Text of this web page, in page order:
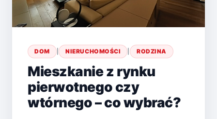
DOM | NIERUCHOMOŚCI | RODZINA
Mieszkanie z rynku
pierwotnego czy
wtórnego – co wybrać?